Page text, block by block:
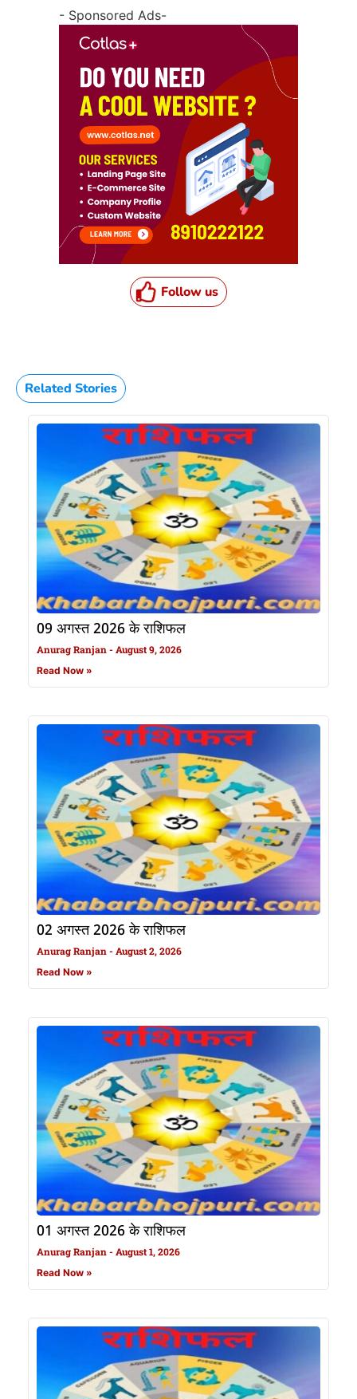
- Sponsored Ads-
Follow us
Related Stories
09 अगस्त 2026 के राशिफल
Anurag Ranjan August 9, 2026
Read Now »
02 अगस्त 2026 के राशिफल
Anurag Ranjan August 2, 2026
Read Now »
01 अगस्त 2026 के राशिफल
Anurag Ranjan August 1, 2026
Read Now »